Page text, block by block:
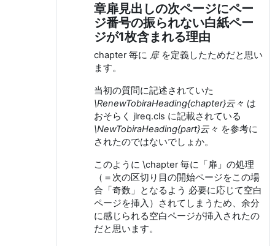
章扉見出しの次ページにペー
ジ番号の振られない白紙ペー
ジが1枚含まれる理由
chapter 毎に 扉を定義したためだと思い
ます。
当初の質問に記述されていた
\RenewTobiraHeading{chapter}云々 は
おそらく jlreq.cls に記載されている
\NewTobiraHeading{part}云々 を参考に
されたのではないでしょか。
このように \chapter 毎に「扉」の処理
（＝次の区切り目の開始ページをこの場
合「奇数」となるよう 必要に応じて空白
ページを挿入）されてしまうため、余分
に感じられる空白ページが挿入されたの
だと思います。